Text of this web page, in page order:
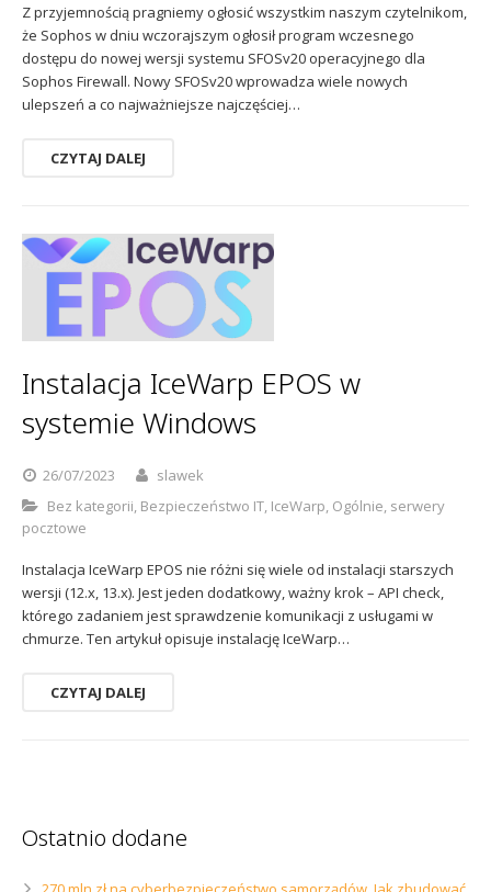
Z przyjemnością pragniemy ogłosić wszystkim naszym czytelnikom,
że Sophos w dniu wczorajszym ogłosił program wczesnego
dostępu do nowej wersji systemu SFOSv20 operacyjnego dla
Sophos Firewall. Nowy SFOSv20 wprowadza wiele nowych
ulepszeń a co najważniejsze najczęściej…
CZYTAJ DALEJ
Instalacja IceWarp EPOS w
systemie Windows
26/07/2023
slawek
Bez kategorii, Bezpieczeństwo IT, IceWarp, Ogólnie, serwery
pocztowe
Instalacja IceWarp EPOS nie różni się wiele od instalacji starszych
wersji (12.x, 13.x). Jest jeden dodatkowy, ważny krok – API check,
którego zadaniem jest sprawdzenie komunikacji z usługami w
chmurze. Ten artykuł opisuje instalację IceWarp…
CZYTAJ DALEJ
Ostatnio dodane